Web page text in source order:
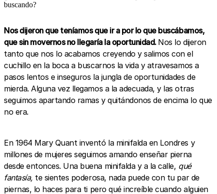
buscando? ‍
Nos dijeron que teníamos que ir a por lo que buscábamos,
que sin movernos no llegaría la oportunidad. Nos lo dijeron
tanto que nos lo acabamos creyendo y salimos con el
cuchillo en la boca a buscarnos la vida y atravesamos a
pasos lentos e inseguros la jungla de oportunidades de
mierda. Alguna vez llegamos a la adecuada, y las otras
seguimos apartando ramas y quitándonos de encima lo que
no era.
En 1964 Mary Quant inventó la minifalda en Londres y
millones de mujeres seguimos amando enseñar pierna
desde entonces. Una buena minifalda y a la calle, qué
fantasía, te sientes poderosa, nada puede con tu par de
piernas, lo haces para ti pero qué increíble cuando alguien